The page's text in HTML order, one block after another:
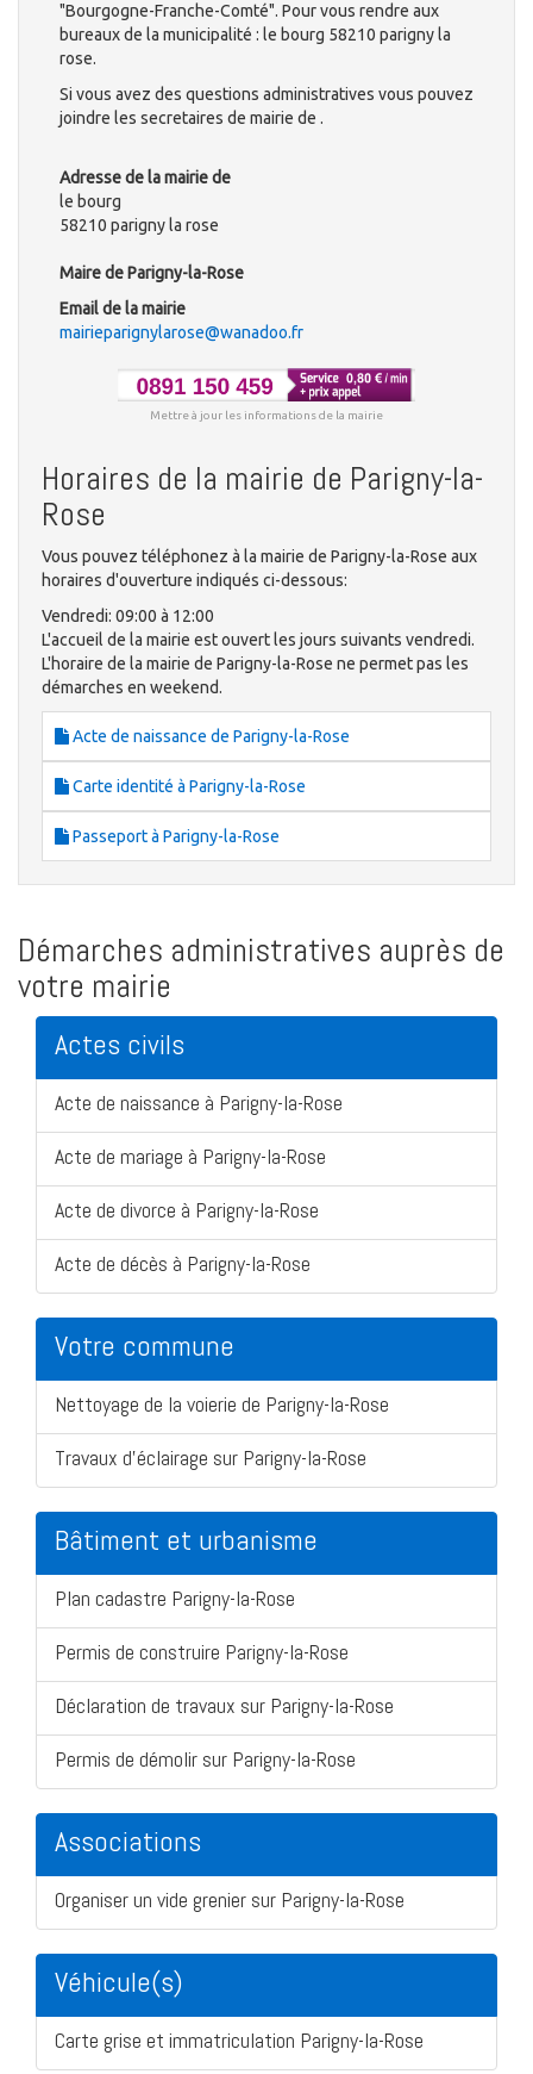
"Bourgogne-Franche-Comté". Pour vous rendre aux
bureaux de la municipalité : le bourg 58210 parigny la
rose.
Si vous avez des questions administratives vous pouvez
joindre les secretaires de mairie de .
Adresse de la mairie de
le bourg
58210 parigny la rose
Maire de Parigny-la-Rose
Email de la mairie
mairieparignylarose@wanadoo.fr
Mettre à jour les informations de la mairie
Horaires de la mairie de Parigny-la-
Rose
Vous pouvez téléphonez à la mairie de Parigny-la-Rose aux
horaires d'ouverture indiqués ci-dessous:
Vendredi: 09:00 à 12:00
L'accueil de la mairie est ouvert les jours suivants vendredi.
L'horaire de la mairie de Parigny-la-Rose ne permet pas les
démarches en weekend.
Acte de naissance de Parigny-la-Rose
Carte identité à Parigny-la-Rose
Passeport à Parigny-la-Rose
Démarches administratives auprès de
votre mairie
Actes civils
Acte de naissance à Parigny-la-Rose
Acte de mariage à Parigny-la-Rose
Acte de divorce à Parigny-la-Rose
Acte de décès à Parigny-la-Rose
Votre commune
Nettoyage de la voierie de Parigny-la-Rose
Travaux d'éclairage sur Parigny-la-Rose
Bâtiment et urbanisme
Plan cadastre Parigny-la-Rose
Permis de construire Parigny-la-Rose
Déclaration de travaux sur Parigny-la-Rose
Permis de démolir sur Parigny-la-Rose
Associations
Organiser un vide grenier sur Parigny-la-Rose
Véhicule(s)
Carte grise et immatriculation Parigny-la-Rose